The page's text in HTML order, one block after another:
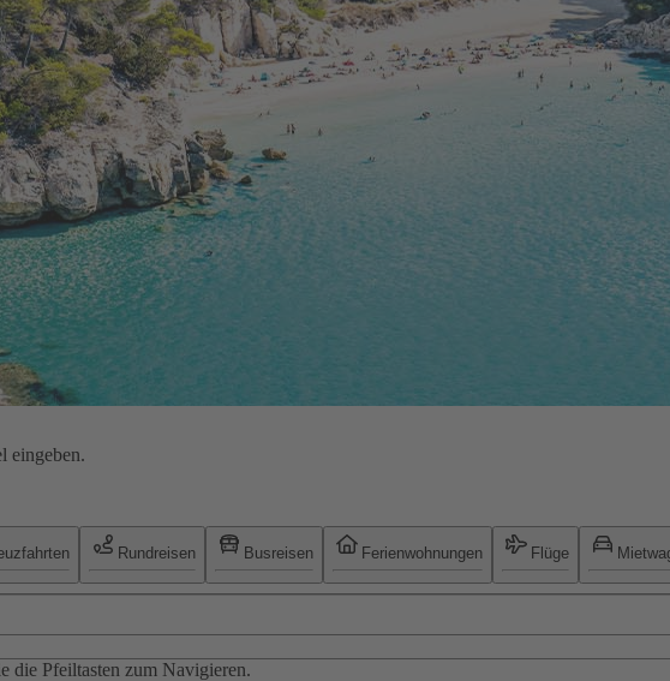
eingeben.
Rundreisen Busreisen Ferienwohnungen Flüge
die Pfeiltasten zum Navigieren.